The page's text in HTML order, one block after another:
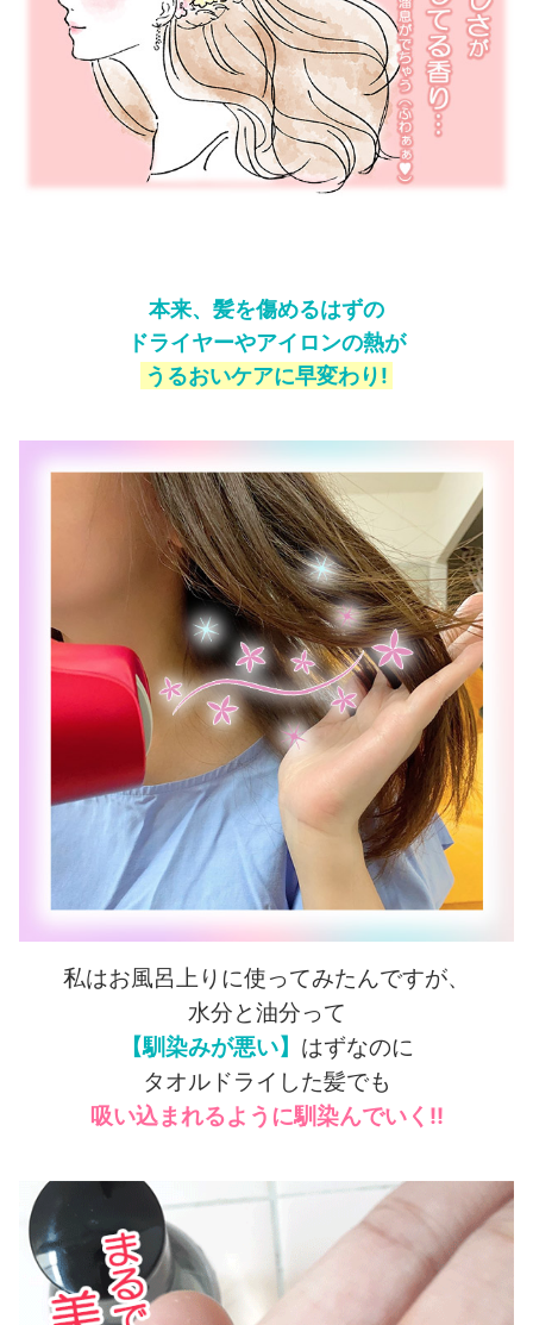
本来、髪を傷めるはずの
ドライヤーやアイロンの熱が
うるおいケアに早変わり!
私はお風呂上りに使ってみたんですが、
水分と油分って
【馴染みが悪い】 はずなのに
タオルドライした髪でも
吸い込まれるように馴染んでいく!!